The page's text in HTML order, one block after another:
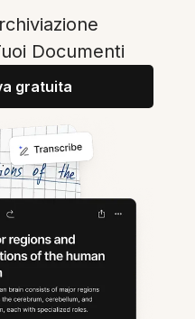
Documenti
gratuita